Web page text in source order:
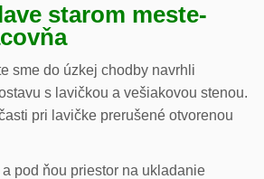
starom meste-
sme do úzkej chodby navrhli
s lavičkou a vešiakovou stenou.
pri lavičke prerušené otvorenou
pod ňou priestor na ukladanie